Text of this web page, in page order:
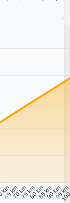
65 km70 km75 km80 km85 km90 km95 km